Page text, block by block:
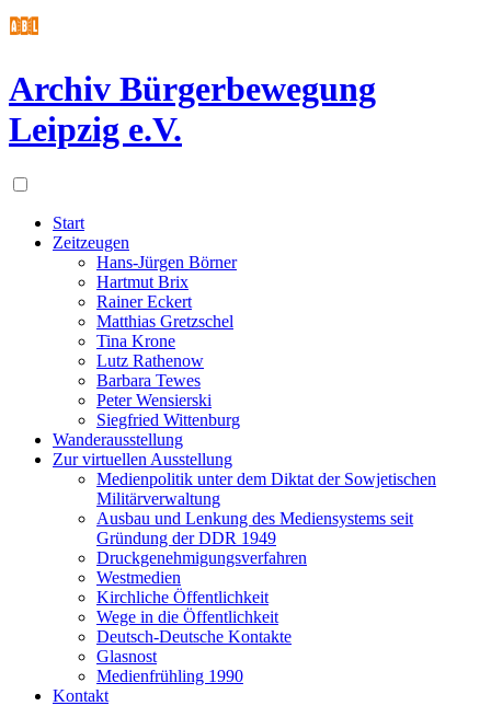
Archiv Bürgerbewegung
Leipzig e.V.
Start
Zeitzeugen
Hans-Jürgen Börner
Hartmut Brix
Rainer Eckert
Matthias Gretzschel
Tina Krone
Lutz Rathenow
Barbara Tewes
Peter Wensierski
Siegfried Wittenburg
Wanderausstellung
Zur virtuellen Ausstellung
Medienpolitik unter dem Diktat der Sowjetischen
Militärverwaltung
Ausbau und Lenkung des Mediensystems seit
Gründung der DDR 1949
Druckgenehmigungsverfahren
Westmedien
Kirchliche Öffentlichkeit
Wege in die Öffentlichkeit
Deutsch-Deutsche Kontakte
Glasnost
Medienfrühling 1990
Kontakt